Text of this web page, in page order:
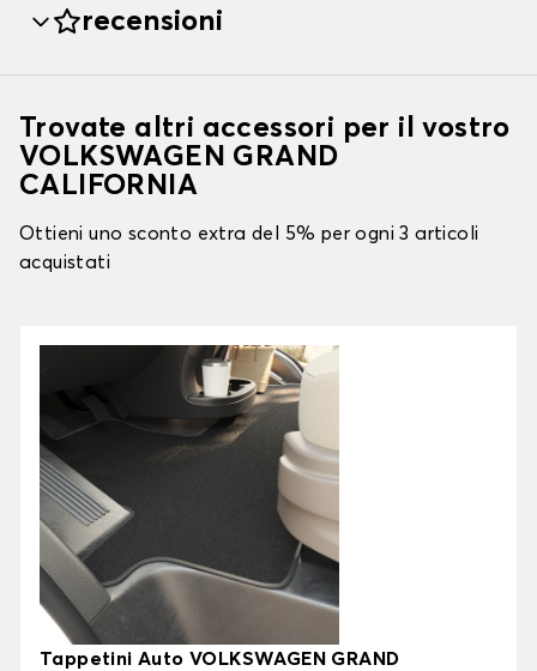
recensioni
Trovate altri accessori per il vostro
VOLKSWAGEN GRAND
CALIFORNIA
Ottieni uno sconto extra del 5% per ogni 3 articoli
acquistati
Tappetini Auto VOLKSWAGEN GRAND